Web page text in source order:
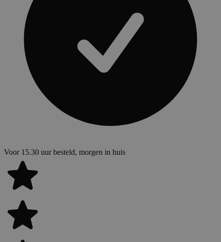
Voor 15.30 uur besteld, morgen in huis